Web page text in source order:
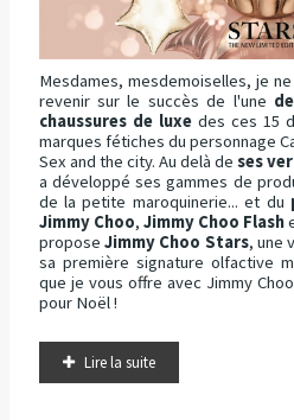
Mesdames, mesdemoiselles, je
revenir sur le succès de l'une
chaussures de luxedes ces 15
marques fétiches du personnage
Sex and the city. Au delà de ses
a développé ses gammes de
de la petite maroquinerie... et du
Jimmy Choo, Jimmy Choo Flash
propose Jimmy Choo Stars, une
sa première signature olfactive
que je vous offre avec Jimmy
pour Noël !
Lire la suite